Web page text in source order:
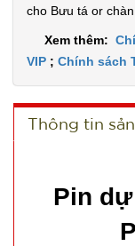
cho Bưu tá or
Xem thêm:
VIP ; Chính sách
Thông tin
Pin